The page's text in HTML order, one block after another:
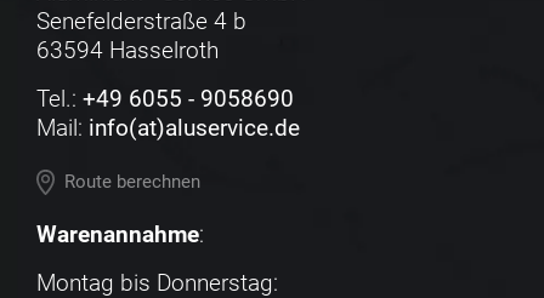
Senefelderstraße 4 b
63594 Hasselroth
Tel.: +49 6055 - 9058690
Mail: info(at)aluservice.de
Warenannahme:
Montag bis Donnerstag:
Route berechnen